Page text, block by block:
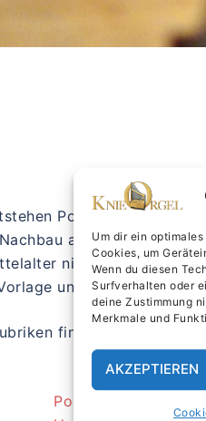
Um dir ein
Cookies, um
Wenn du diesen
Surfverhalten oder
deine Zustimmung
Merkmale und
AKZEPTIEREN
Portative in
allerdings
nicht erhalten
und auf den
finden Sie
Portative mit